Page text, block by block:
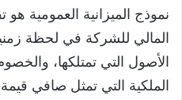
نموذج الميزانية العمومية
المالي للشركة في لحظة
الأصول التي تمتلكها،
الملكية التي تمثل صافي